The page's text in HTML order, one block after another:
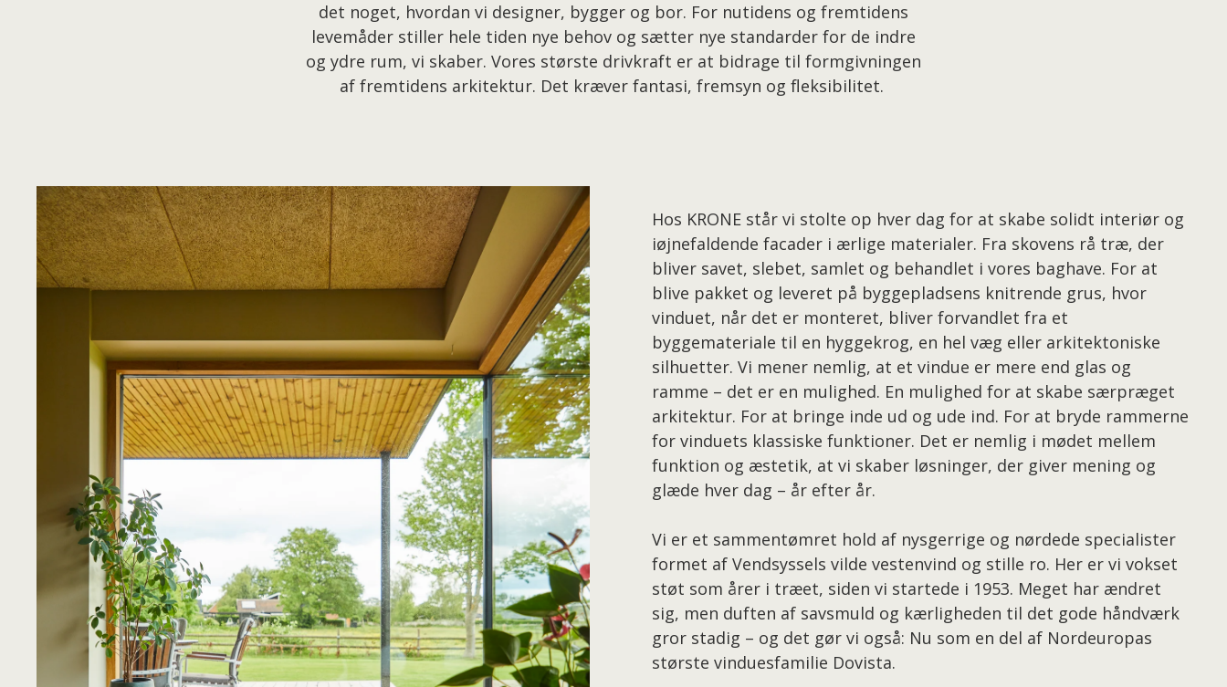
det noget, hvordan vi designer, bygger og bor. For nutidens og fremtidens
levemåder stiller hele tiden nye behov og sætter nye standarder for de indre
og ydre rum, vi skaber. Vores største drivkraft er at bidrage til formgivningen
af fremtidens arkitektur. Det kræver fantasi, fremsyn og fleksibilitet.
Hos KRONE står vi stolte op hver dag for at skabe solidt interiør og
iøjnefaldende facader i ærlige materialer. Fra skovens rå træ, der
bliver savet, slebet, samlet og behandlet i vores baghave. For at
blive pakket og leveret på byggepladsens knitrende grus, hvor
vinduet, når det er monteret, bliver forvandlet fra et
byggemateriale til en hyggekrog, en hel væg eller arkitektoniske
silhuetter. Vi mener nemlig, at et vindue er mere end glas og
ramme – det er en mulighed. En mulighed for at skabe særpræget
arkitektur. For at bringe inde ud og ude ind. For at bryde rammerne
for vinduets klassiske funktioner. Det er nemlig i mødet mellem
funktion og æstetik, at vi skaber løsninger, der giver mening og
glæde hver dag – år efter år.
Vi er et sammentømret hold af nysgerrige og nørdede specialister
formet af Vendsyssels vilde vestenvind og stille ro. Her er vi vokset
støt som årer i træet, siden vi startede i 1953. Meget har ændret
sig, men duften af savsmuld og kærligheden til det gode håndværk
gror stadig – og det gør vi også: Nu som en del af Nordeuropas
største vinduesfamilie Dovista.